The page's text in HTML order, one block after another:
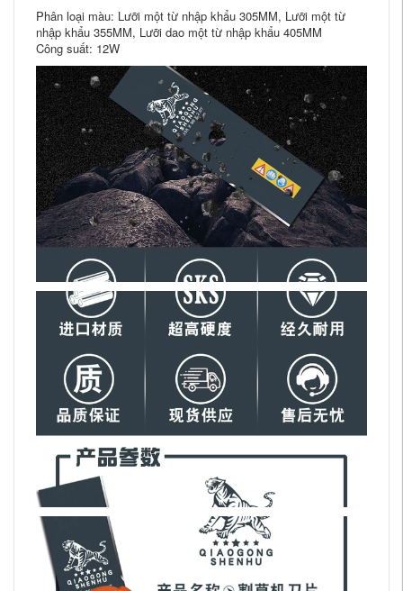
Phân loại màu: Lưỡi một từ nhập khẩu 305MM, Lưỡi một từ
nhập khẩu 355MM, Lưỡi dao một từ nhập khẩu 405MM
Công suất: 12W